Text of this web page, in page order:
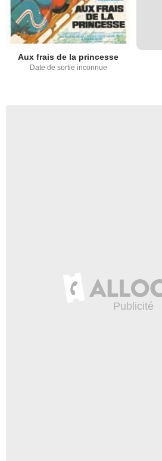
Aux frais de la princesse
Date de sortie inconnue